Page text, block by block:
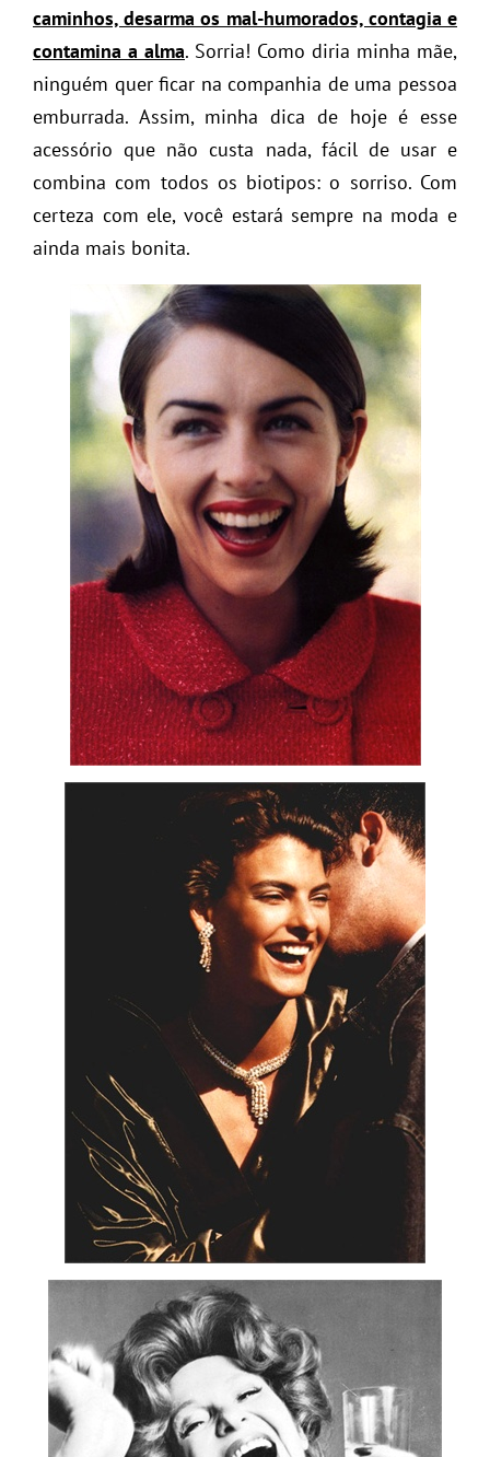
caminhos, desarma os mal-humorados, contagia e
contamina a alma. Sorria! Como diria minha mãe,
ninguém quer ficar na companhia de uma pessoa
emburrada. Assim, minha dica de hoje é esse
acessório que não custa nada, fácil de usar e
combina com todos os biotipos: o sorriso. Com
certeza com ele, você estará sempre na moda e
ainda mais bonita.